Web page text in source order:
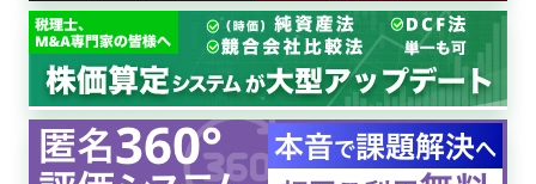
専門家に電話する
無料で株価を算定
資本政策を無料でお試し